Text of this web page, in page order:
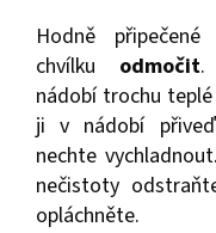
Hodně
chvílku odmočit.
nádobí trochu
ji v nádobí
nechte
nečistoty
opláchněte.